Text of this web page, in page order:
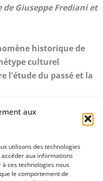
aux
utilisons des technologies
aux informations
ces technologies nous
le comportement de
Giuseppe Frediani et
historique de
culturel
l'étude du passé et la
LE MAGAZINE
de l'émigration